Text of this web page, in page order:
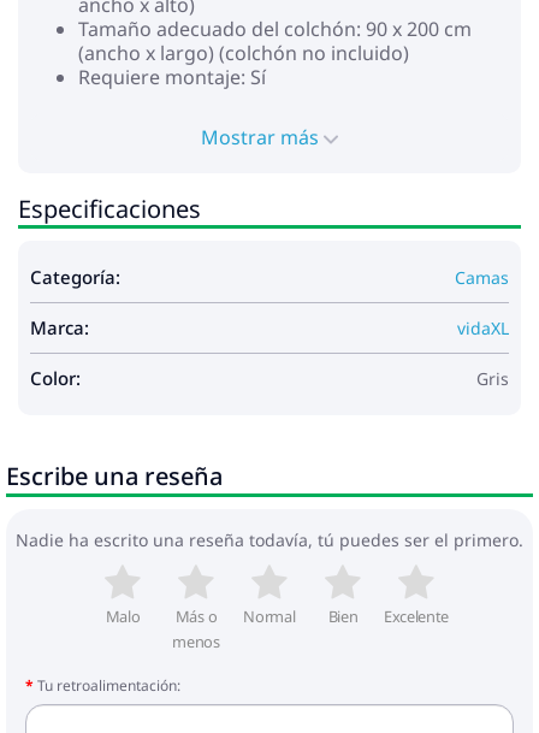
Tamaño adecuado del colchón: 90 x 200 cm
(ancho x largo) (colchón no incluido)
Requiere montaje: Sí
Mostrar más
Especificaciones
Categoría: Camas
Marca: vidaXL
Color: Gris
Escribe una reseña
Nadie ha escrito una reseña todavía, tú puedes ser el primero.
Malo
Más o
menos
Normal Bien Excelente
Tu retroalimentación: